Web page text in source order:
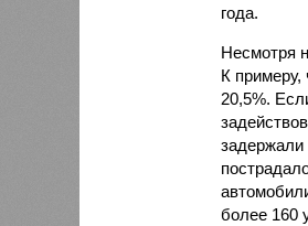
года.
Несмотря
К примеру,
20,5%.
задержали
более 160